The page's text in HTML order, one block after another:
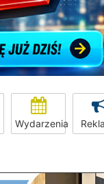
Wydarzenia